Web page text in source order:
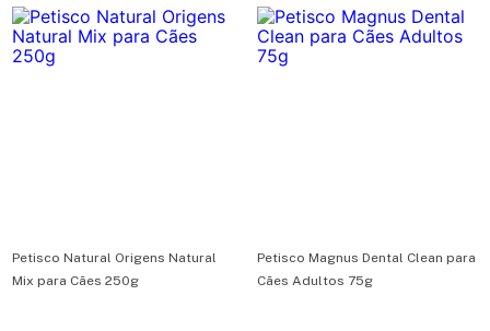
Petisco Natural Origens Natural
Mix para Cães 250g
Petisco Magnus Dental Clean para
Cães Adultos 75g